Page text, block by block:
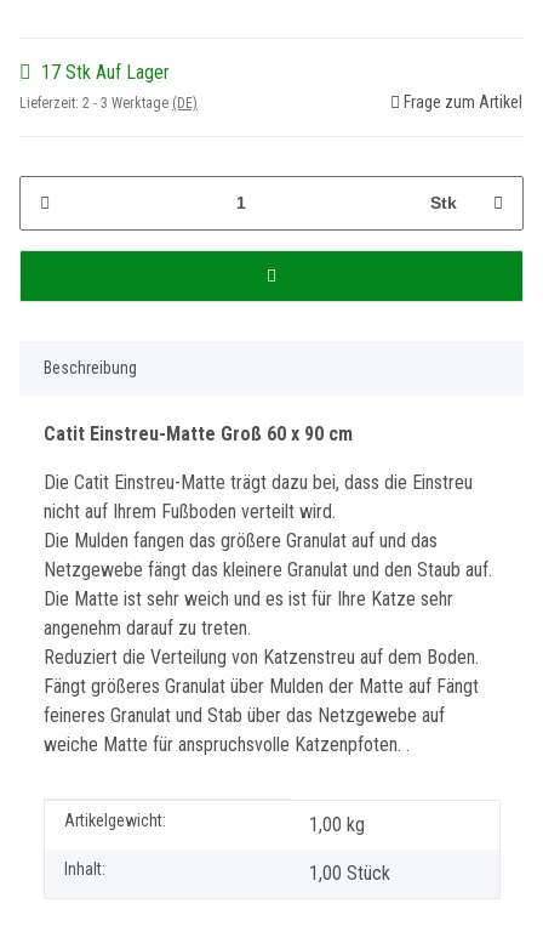
17 Stk Auf Lager
Lieferzeit: 2 - 3 Werktage (DE) Frage zum Artikel
Stk
Beschreibung
Catit Einstreu-Matte Groß 60 x 90 cm
Die Catit Einstreu-Matte trägt dazu bei, dass die Einstreu
nicht auf Ihrem Fußboden verteilt wird.
Die Mulden fangen das größere Granulat auf und das
Netzgewebe fängt das kleinere Granulat und den Staub auf.
Die Matte ist sehr weich und es ist für Ihre Katze sehr
angenehm darauf zu treten.
Reduziert die Verteilung von Katzenstreu auf dem Boden.
Fängt größeres Granulat über Mulden der Matte auf Fängt
feineres Granulat und Stab über das Netzgewebe auf
weiche Matte für anspruchsvolle Katzenpfoten. .
Produkteigenschaft
Wert
Artikelgewicht: 1,00 kg
Inhalt: 1,00 Stück